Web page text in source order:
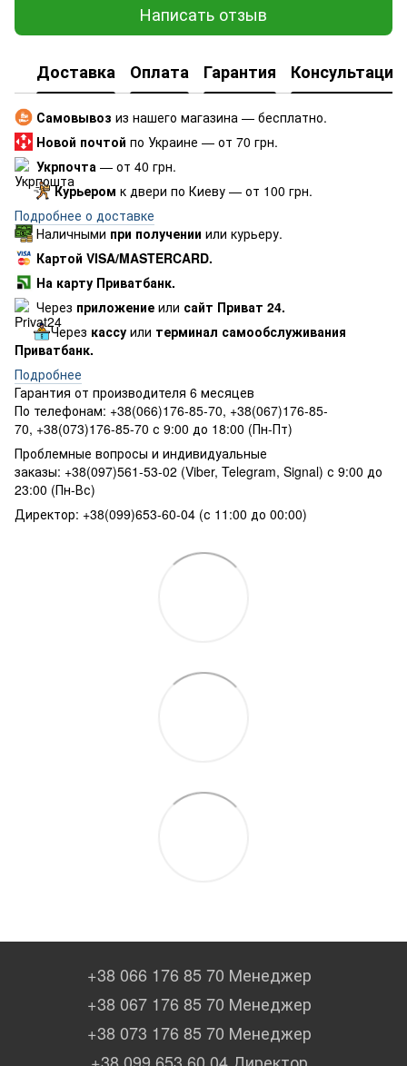
Написать отзыв
Доставка Оплата Гарантия Консультация
Самовывоз из нашего магазина — бесплатно.
Новой почтой по Украине — от 70 грн.
Укрпочта — от 40 грн.
Курьером к двери по Киеву — от 100 грн.
Подробнее о доставке
Наличными при получении или курьеру.
Картой VISA/MASTERCARD.
На карту Приватбанк.
Через приложение или сайт Приват 24.
Через кассу или терминал самообслуживания
Приватбанк.
Подробнее
Гарантия от производителя 6 месяцев
По телефонам: +38(066)176-85-70, +38(067)176-85-
70, +38(073)176-85-70 с 9:00 до 18:00 (Пн-Пт)
Проблемные вопросы и индивидуальные
заказы: +38(097)561-53-02 (Viber, Telegram, Signal) с 9:00 до
23:00 (Пн-Вс)
Директор: +38(099)653-60-04 (с 11:00 до 00:00)
+38 066 176 85 70 Менеджер
+38 067 176 85 70 Менеджер
+38 073 176 85 70 Менеджер
+38 099 653 60 04 Директор